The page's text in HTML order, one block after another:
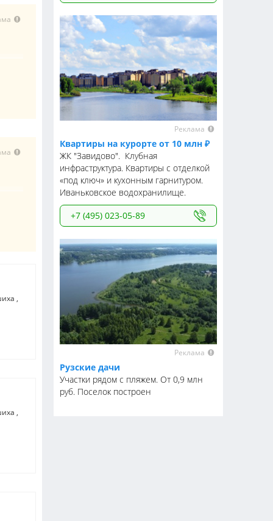
Реклама
Квартиры на курорте от 10 млн ₽
ЖК "Завидово". Клубная
инфраструктура. Квартиры с отделкой
«под ключ» и кухонным гарнитуром.
Иваньковское водохранилище.
+7 (495) 023-05-89
Реклама
Рузские дачи
Участки рядом с пляжем. От 0,9 млн
руб. Поселок построен